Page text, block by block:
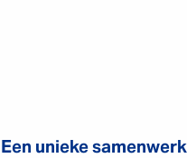
Een unieke